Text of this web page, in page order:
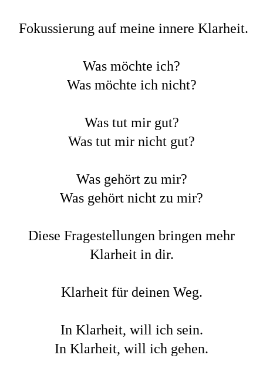
Fokussierung auf meine innere Klarheit.
Was möchte ich?
Was möchte ich nicht?
Was tut mir gut?
Was tut mir nicht gut?
Was gehört zu mir?
Was gehört nicht zu mir?
Diese Fragestellungen bringen mehr
Klarheit in dir.
Klarheit für deinen Weg.
In Klarheit, will ich sein.
In Klarheit, will ich gehen.